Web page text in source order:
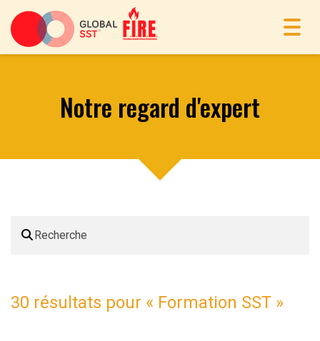
Notre regard d'expert
30 résultats pour « Formation SST »